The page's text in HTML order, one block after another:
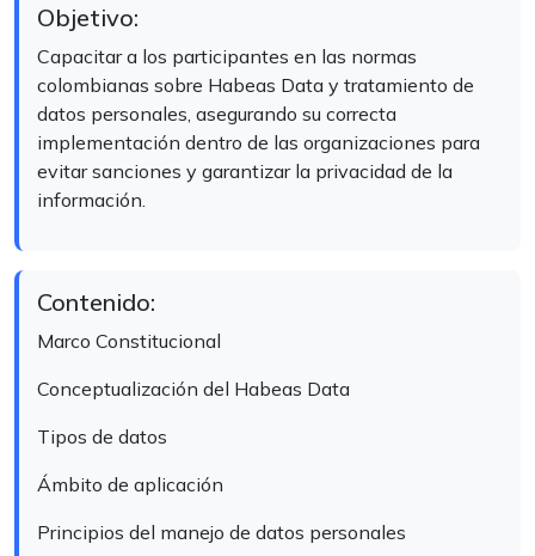
Objetivo:
Capacitar a los participantes en las normas
colombianas sobre Habeas Data y tratamiento de
datos personales, asegurando su correcta
implementación dentro de las organizaciones para
evitar sanciones y garantizar la privacidad de la
información.
Contenido:
Marco Constitucional
Conceptualización del Habeas Data
Tipos de datos
Ámbito de aplicación
Principios del manejo de datos personales